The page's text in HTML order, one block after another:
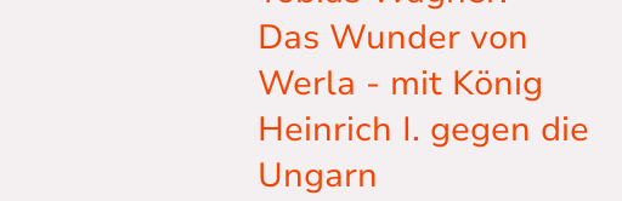
Das Wunder von
Werla - mit König
Heinrich I. gegen die
Ungarn